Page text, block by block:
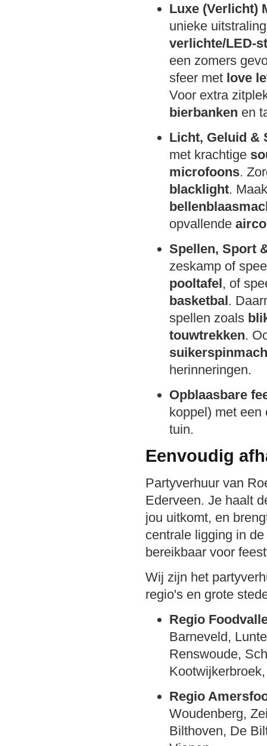
Luxe (Verlicht)
unieke
verlichte/LED-
een zomers
sfeer met love
Voor extra
bierbanken en
Licht, Geluid &
met krachtige
microfoons.
blacklight.
opvallende
Spellen, Sport
zeskamp of
pooltafel, of
basketbal.
spellen zoals
touwtrekken.
herinneringen.
Opblaasbare
koppel) met
tuin.
Eenvoudig
Partyverhuur van
Ederveen. Je haalt
jou uitkomt, en
centrale ligging in
bereikbaar voor
Wij zijn het
regio's en grote
Regio
Barneveld,
Renswoude,
Regio
Woudenberg,
Bilthoven, De